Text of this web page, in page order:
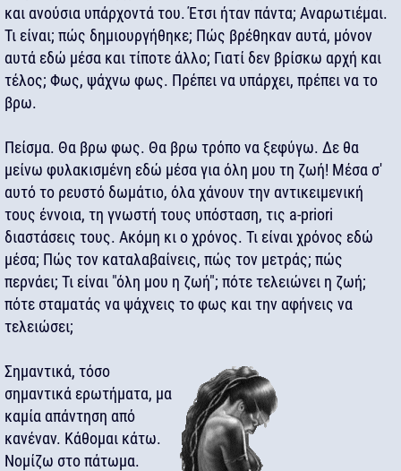
και ανούσια υπάρχοντά του. Έτσι ήταν πάντα; Αναρωτιέμαι.
Τι είναι; πώς δημιουργήθηκε; Πώς βρέθηκαν αυτά, μόνον
αυτά εδώ μέσα και τίποτε άλλο; Γιατί δεν βρίσκω αρχή και
τέλος; Φως, ψάχνω φως. Πρέπει να υπάρχει, πρέπει να το
βρω.
Πείσμα. Θα βρω φως. Θα βρω τρόπο να ξεφύγω. Δε θα
μείνω φυλακισμένη εδώ μέσα για όλη μου τη ζωή! Μέσα σ'
αυτό το ρευστό δωμάτιο, όλα χάνουν την αντικειμενική
τους έννοια, τη γνωστή τους υπόσταση, τις a-priori
διαστάσεις τους. Ακόμη κι ο χρόνος. Τι είναι χρόνος εδώ
μέσα; Πώς τον καταλαβαίνεις, πώς τον μετράς; πώς
περνάει; Τι είναι "όλη μου η ζωή"; πότε τελειώνει η ζωή;
πότε σταματάς να ψάχνεις το φως και την αφήνεις να
τελειώσει;
Σημαντικά, τόσο
σημαντικά ερωτήματα, μα
καμία απάντηση από
κανέναν. Κάθομαι κάτω.
Νομίζω στο πάτωμα.